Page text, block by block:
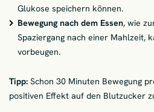
Glukose speichern können.
Bewegung nach dem Essen, wie
Spaziergang nach einer Mahlzeit,
vorbeugen.
Tipp: Schon 30 Minuten Bewegung
positiven Effekt auf den Blutzucker